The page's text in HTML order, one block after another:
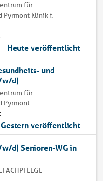
für
Pyrmont Klinik f.
Heute veröffentlicht
und
w/d)
für
Pyrmont
Gestern veröffentlicht
d) Senioren-WG in